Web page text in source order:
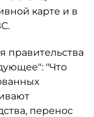
карте и в
правительства
"Что
перенос